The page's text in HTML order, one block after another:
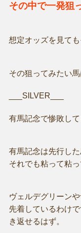
その中で一発狙
想定オッズを見て
その狙ってみたい
___SILVER___
有馬記念で惨敗し
有馬記念は先行し
それでも粘って粘っ
ヴェルデグリーン
先着しているわけ
き返せるはず。